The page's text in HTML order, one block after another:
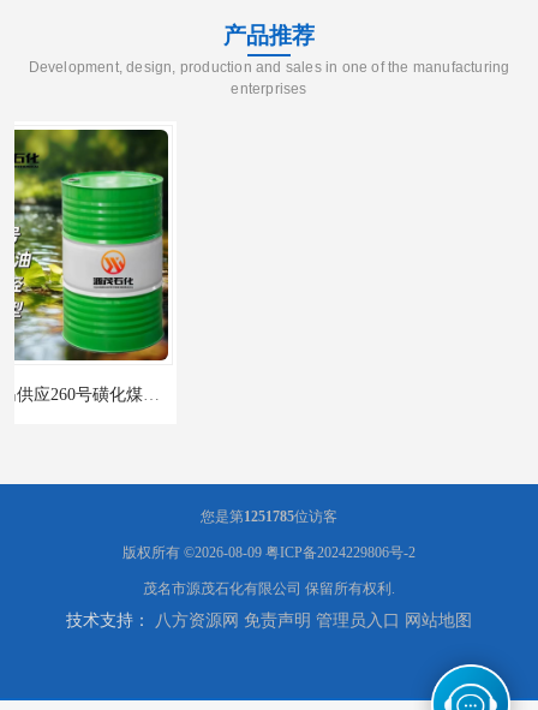
产品推荐
Development, design, production and sales in one of the manufacturing
enterprises
您是第1251785位访客
版权所有 ©2026-08-09 粤ICP备2024229806号-2
茂名市源茂石化有限公司 保留所有权利.
技术支持： 八方资源网 免责声明 管理员入口 网站地图